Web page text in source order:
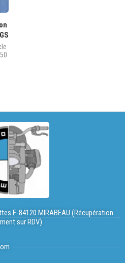
F-84120 MIRABEAU (Récupération
sur RDV)